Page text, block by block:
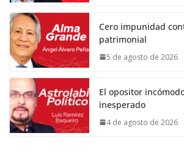
Cero impunidad
patrimonial
5 de agosto de 2026
El opositor
inesperado
4 de agosto de 2026